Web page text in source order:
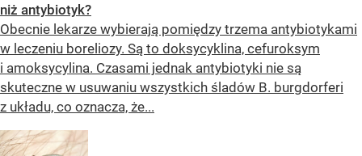
niż antybiotyk?
Obecnie lekarze wybierają pomiędzy trzema antybiotykami
w leczeniu boreliozy. Są to doksycyklina, cefuroksym
i amoksycylina. Czasami jednak antybiotyki nie są
skuteczne w usuwaniu wszystkich śladów B. burgdorferi
z układu, co oznacza, że...